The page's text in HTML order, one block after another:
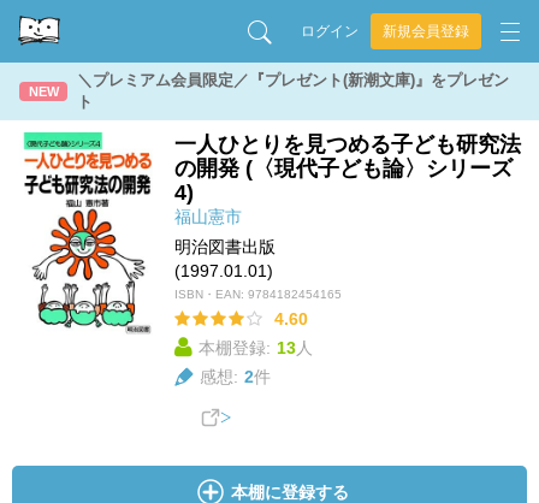
ログイン 新規会員登録
NEW
＼プレミアム会員限定／『プレゼント(新潮文庫)』をプレゼン
ト
一人ひとりを見つめる子ども研究法
の開発 (〈現代子ども論〉シリーズ
4)
福山憲市
明治図書出版
(1997.01.01)
ISBN・EAN: 9784182454165
4.60
本棚登録: 13人
感想: 2件
本棚に登録する